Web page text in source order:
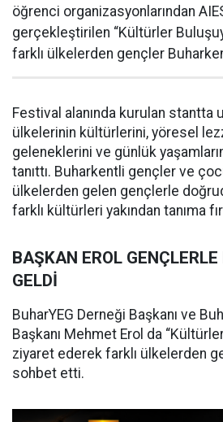
öğrenci organizasyonlarından
gerçekleştirilen “Kültürler
farklı ülkelerden gençler
Festival alanında kurulan stantta
ülkelerinin kültürlerini, yöresel
geleneklerini ve günlük
tanıttı. Buharkentli gençler ve
ülkelerden gelen gençlerle
farklı kültürleri yakından tanıma
BAŞKAN EROL
GELDİ
BuharYEG Derneği Başkanı ve
Başkanı Mehmet Erol da
ziyaret ederek farklı ülkelerden
sohbet etti.